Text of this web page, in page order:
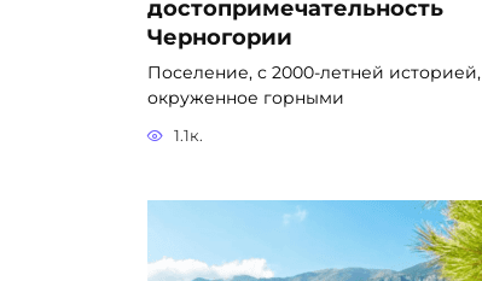
достопримечательность
Черногории
Поселение, с 2000-летней историей,
окруженное горными
1.1к.